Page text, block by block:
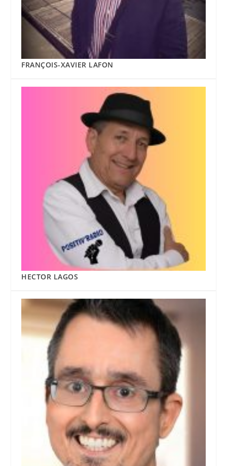
FRANÇOIS-XAVIER LAFON
HECTOR LAGOS